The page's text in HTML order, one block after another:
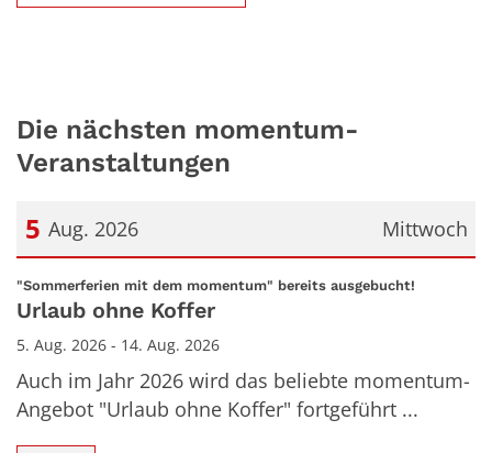
Die nächsten momentum-
Veranstaltungen
Mittwoch
5 Aug. 2026
Datum: 5. August 2026
"Sommerferien mit dem momentum" bereits ausgebucht!
Urlaub ohne Koffer
5. Aug. 2026 - 14. Aug. 2026
Auch im Jahr 2026 wird das beliebte momentum-
Angebot "Urlaub ohne Koffer" fortgeführt ...